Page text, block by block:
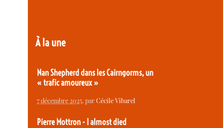
À la une
Nan Shepherd dans les Cairngorms, un
« trafic amoureux »
7 décembre 2025, parCécile Vibarel
Pierre Mottron - I almost died